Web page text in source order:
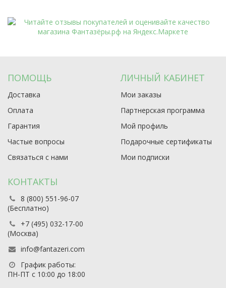
ПОМОЩЬ
Доставка
Оплата
Гарантия
Частые вопросы
Связаться с нами
ЛИЧНЫЙ КАБИНЕТ
Мои заказы
Партнерская программа
Мой профиль
Подарочные сертификаты
Мои подписки
КОНТАКТЫ
8 (800) 551-96-07
(Бесплатно)
+7 (495) 032-17-00
(Москва)
info@fantazeri.com
График работы:
ПН-ПТ с 10:00 до 18:00